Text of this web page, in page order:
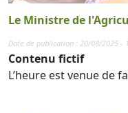
Le Ministre de
Date de publication : 20/08/2025 -
Contenu fictif
L’heure est venue de